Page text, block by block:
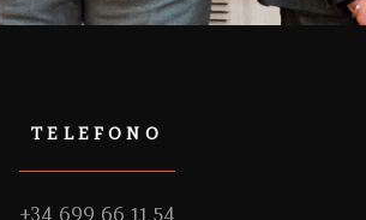
TELEFONO
+34 699 66 11 54